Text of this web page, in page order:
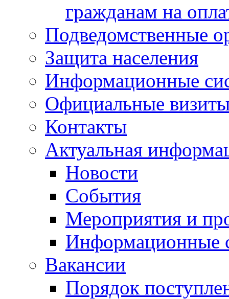
гражданам на
Подведомственные
Защита населения
Информационные
Официальные
Контакты
Актуальная
Новости
События
Мероприятия и
Информационные
Вакансии
Порядок